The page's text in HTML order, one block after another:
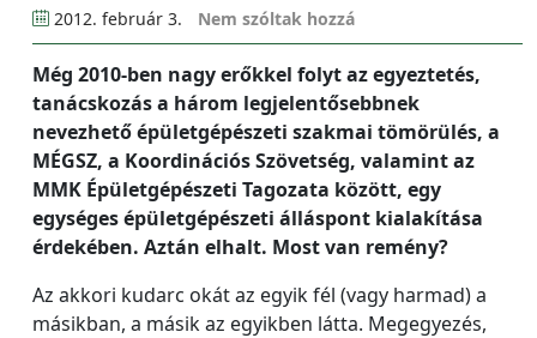
2012. február 3. Nem szóltak hozzá
Még 2010-ben nagy erőkkel folyt az egyeztetés,
tanácskozás a három legjelentősebbnek
nevezhető épületgépészeti szakmai tömörülés, a
MÉGSZ, a Koordinációs Szövetség, valamint az
MMK Épületgépészeti Tagozata között, egy
egységes épületgépészeti álláspont kialakítása
érdekében. Aztán elhalt. Most van remény?
Az akkori kudarc okát az egyik fél (vagy harmad) a
másikban, a másik az egyikben látta. Megegyezés,